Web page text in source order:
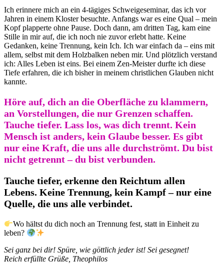
Ich erinnere mich an ein 4-tägiges Schweigeseminar, das ich vor
Jahren in einem Kloster besuchte. Anfangs war es eine Qual – mein
Kopf plapperte ohne Pause. Doch dann, am dritten Tag, kam eine
Stille in mir auf, die ich noch nie zuvor erlebt hatte. Keine
Gedanken, keine Trennung, kein Ich. Ich war einfach da – eins mit
allem, selbst mit dem Holzbalken neben mir. Und plötzlich verstand
ich: Alles Leben ist eins. Bei einem Zen-Meister durfte ich diese
Tiefe erfahren, die ich bisher in meinem christlichen Glauben nicht
kannte.
Höre auf, dich an die Oberfläche zu klammern,
an Vorstellungen, die nur Grenzen schaffen.
Tauche tiefer. Lass los, was dich trennt. Kein
Mensch ist anders, kein Glaube besser. Es gibt
nur eine Kraft, die uns alle durchströmt. Du bist
nicht getrennt – du bist verbunden.
Tauche tiefer, erkenne den Reichtum allen
Lebens. Keine Trennung, kein Kampf – nur eine
Quelle, die uns alle verbindet.
Wo hältst du dich noch an Trennung fest, statt in Einheit zu
leben?
Sei ganz bei dir! Spüre, wie göttlich jeder ist! Sei gesegnet!
Reich erfüllte Grüße, Theophilos